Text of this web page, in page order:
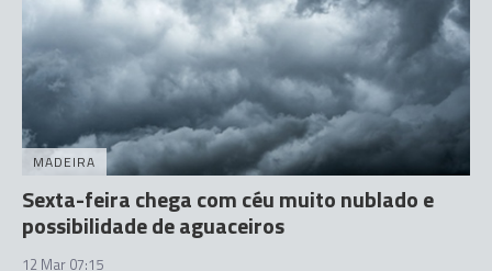
MADEIRA
Sexta-feira chega com céu muito nublado e
possibilidade de aguaceiros
12 Mar 07:15